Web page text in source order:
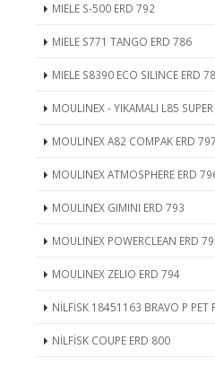
MIELE S-500 ERD 792
MIELE S771 TANGO ERD 786
MIELE S8390 ECO SILINCE ERD
MOULINEX - YIKAMALI L85
MOULINEX A82 COMPAK ERD 797
MOULINEX ATMOSPHERE ERD
MOULINEX GIMINI ERD 793
MOULINEX POWERCLEAN ERD
MOULINEX ZELIO ERD 794
NİLFİSK 18451163 BRAVO P PET
NİLFİSK COUPE ERD 800